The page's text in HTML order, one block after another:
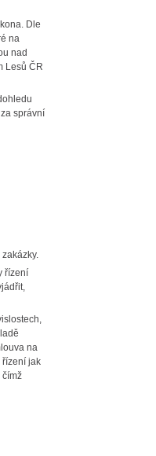
Dle
na
nad
Lesů ČR
správní
řízení
na
řízení jak
čímž